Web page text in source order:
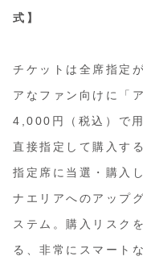
式】
チケットは全席指定
アなファン向けに「
4,000円（税込）で
直接指定して購入す
指定席に当選・購入
ナエリアへのアップ
ステム。購入リスク
る、非常にスマート